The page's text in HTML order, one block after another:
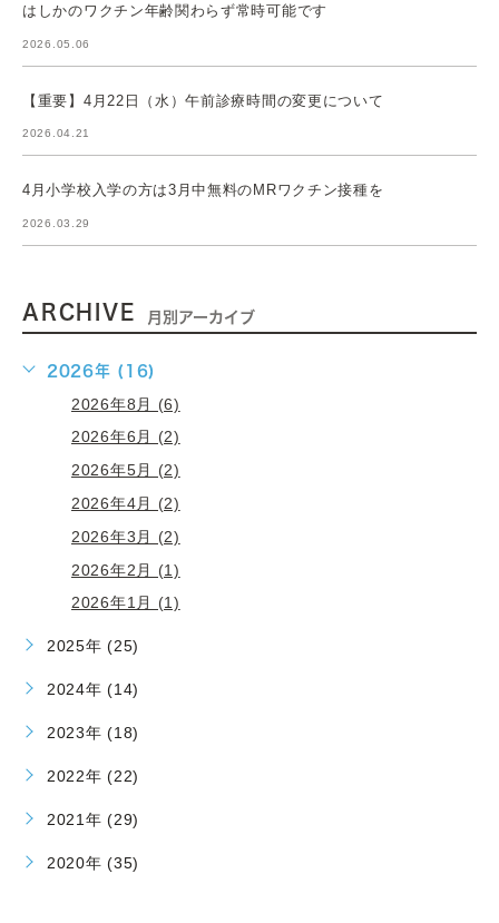
はしかのワクチン年齢関わらず常時可能です
2026.05.06
【重要】4月22日（水）午前診療時間の変更について
2026.04.21
4月小学校入学の方は3月中無料のMRワクチン接種を
2026.03.29
ARCHIVE 月別アーカイブ
2026年 (16)
2026年8月 (6)
2026年6月 (2)
2026年5月 (2)
2026年4月 (2)
2026年3月 (2)
2026年2月 (1)
2026年1月 (1)
2025年 (25)
2024年 (14)
2023年 (18)
2022年 (22)
2021年 (29)
2020年 (35)